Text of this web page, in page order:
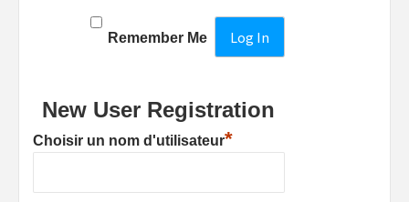
Remember Me
New User Registration
Choisir un nom d'utilisateur*